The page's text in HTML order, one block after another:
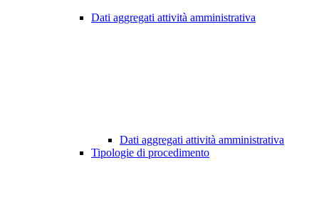
Dati aggregati attività amministrativa
Dati aggregati attività amministrativa
Tipologie di procedimento